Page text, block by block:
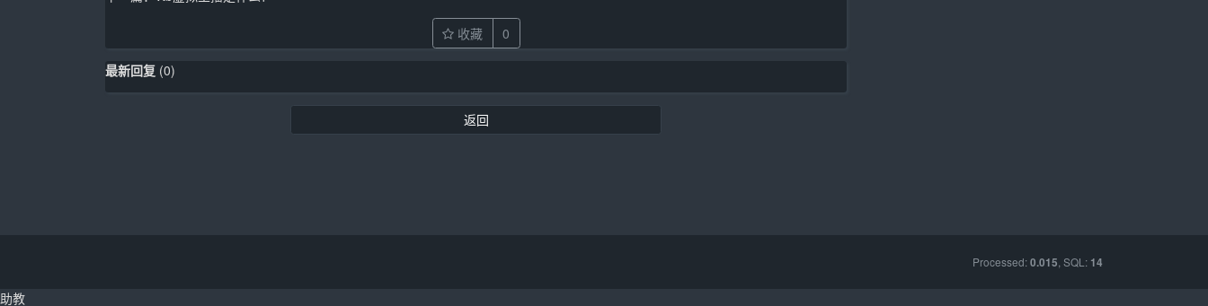
收藏 0
最新回复 (0)
返回
Processed:0.015 , SQL: 14
助教